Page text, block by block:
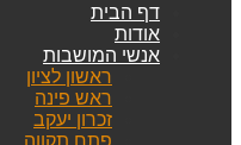
דף הבית
אודות
אנשי המושבות
ראשון לציון
ראש פינה
זכרון יעקב
פתח תקווה